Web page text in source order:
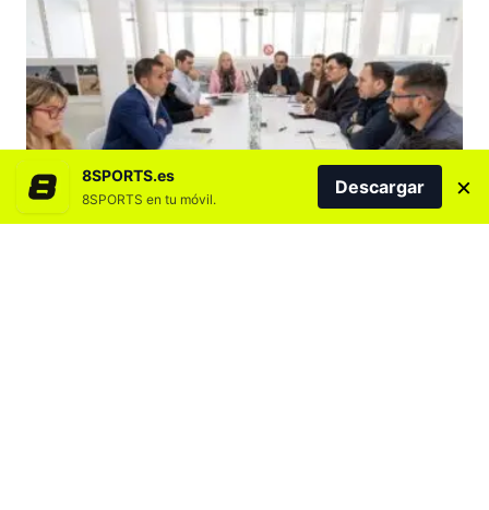
8SPORTS.es
8SPORTS en tu móvil.
Descargar ×